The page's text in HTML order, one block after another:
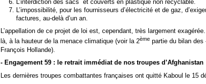
L’interdiction des sacs et couverts en plastique non recyclable.
L’impossibilité, pour les fournisseurs d’électricité et de gaz,
factures, au-delà d’un an.
L’appellation de ce projet de loi est, cependant, très largement
là, à la hauteur de la menace climatique (voir la 2èmepartie du bilan des
François Hollande).
- Engagement 59 : le retrait immédiat de nos troupes d’Afghanistan
Les dernières troupes combattantes françaises ont quitté Kaboul le 15